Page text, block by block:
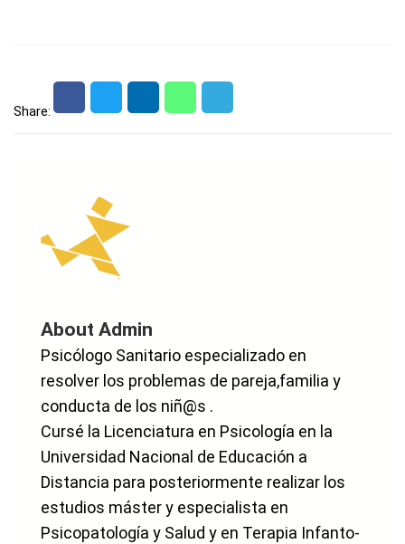
Share:
About Admin
Psicólogo Sanitario especializado en
resolver los problemas de pareja,familia y
conducta de los niñ@s .
Cursé la Licenciatura en Psicología en la
Universidad Nacional de Educación a
Distancia para posteriormente realizar los
estudios máster y especialista en
Psicopatología y Salud y en Terapia Infanto-